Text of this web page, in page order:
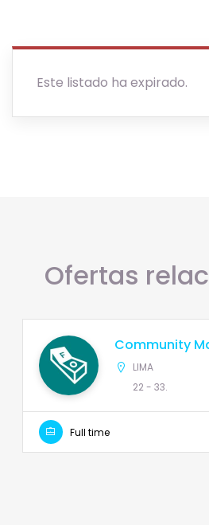
Este listado ha expirado.
Ofertas
Community
LIMA
22 - 33.
Full time